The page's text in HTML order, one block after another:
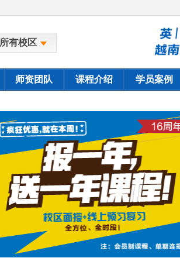
所有校区
师资团队 课程介绍 学员案例